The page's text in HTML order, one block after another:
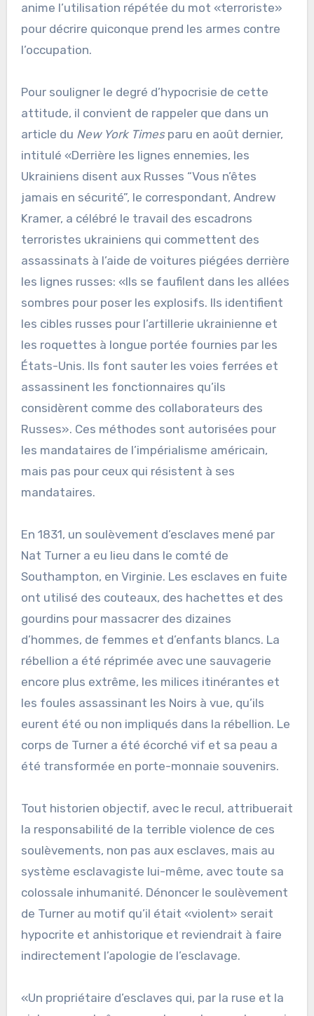
anime l’utilisation répétée du mot «terroriste»
pour décrire quiconque prend les armes contre
l’occupation.
Pour souligner le degré d’hypocrisie de cette
attitude, il convient de rappeler que dans un
article du New York Timesparu en août dernier,
intitulé «Derrière les lignes ennemies, les
Ukrainiens disent aux Russes “Vous n’êtes
jamais en sécurité”, le correspondant, Andrew
Kramer, a célébré le travail des escadrons
terroristes ukrainiens qui commettent des
assassinats à l’aide de voitures piégées derrière
les lignes russes: «Ils se faufilent dans les allées
sombres pour poser les explosifs. Ils identifient
les cibles russes pour l’artillerie ukrainienne et
les roquettes à longue portée fournies par les
États-Unis. Ils font sauter les voies ferrées et
assassinent les fonctionnaires qu’ils
considèrent comme des collaborateurs des
Russes». Ces méthodes sont autorisées pour
les mandataires de l’impérialisme américain,
mais pas pour ceux qui résistent à ses
mandataires.
En 1831, un soulèvement d’esclaves mené par
Nat Turner a eu lieu dans le comté de
Southampton, en Virginie. Les esclaves en fuite
ont utilisé des couteaux, des hachettes et des
gourdins pour massacrer des dizaines
d’hommes, de femmes et d’enfants blancs. La
rébellion a été réprimée avec une sauvagerie
encore plus extrême, les milices itinérantes et
les foules assassinant les Noirs à vue, qu’ils
eurent été ou non impliqués dans la rébellion. Le
corps de Turner a été écorché vif et sa peau a
été transformée en porte-monnaie souvenirs.
Tout historien objectif, avec le recul, attribuerait
la responsabilité de la terrible violence de ces
soulèvements, non pas aux esclaves, mais au
système esclavagiste lui-même, avec toute sa
colossale inhumanité. Dénoncer le soulèvement
de Turner au motif qu’il était «violent» serait
hypocrite et anhistorique et reviendrait à faire
indirectement l’apologie de l’esclavage.
«Un propriétaire d’esclaves qui, par la ruse et la